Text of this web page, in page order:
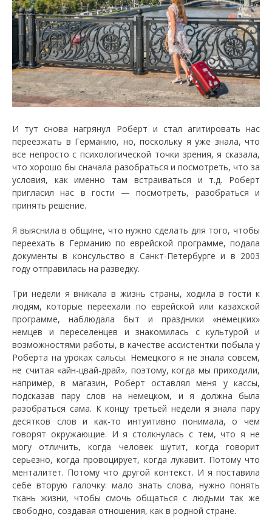
И тут снова нагрянул Роберт и стал агитировать нас
переезжать в Германию, но, поскольку я уже знала, что
все непросто с психологической точки зрения, я сказала,
что хорошо бы сначала разобраться и посмотреть, что за
условия, как именно там встраиваться и т.д. Роберт
пригласил нас в гости — посмотреть, разобраться и
принять решение.
Я выяснила в общине, что нужно сделать для того, чтобы
переехать в Германию по еврейской программе, подала
документы в консульство в Санкт-Петербурге и в 2003
году отправилась на разведку.
Три недели я вникала в жизнь страны, ходила в гости к
людям, которые переехали по еврейской или казахской
программе, наблюдала быт и праздники «немецких»
немцев и переселенцев и знакомилась с культурой и
возможностями работы, в качестве ассистентки побыла у
Роберта на уроках сальсы. Немецкого я не знала совсем,
не считая «айн-цвай-драй», поэтому, когда мы приходили,
например, в магазин, Роберт оставлял меня у кассы,
подсказав пару слов на немецком, и я должна была
разобраться сама. К концу третьей недели я знала пару
десятков слов и как-то интуитивно понимала, о чем
говорят окружающие. И я столкнулась с тем, что я не
могу отличить, когда человек шутит, когда говорит
серьезно, когда провоцирует, когда лукавит. Потому что
менталитет. Потому что другой контекст. И я поставила
себе вторую галочку: мало знать слова, нужно понять
ткань жизни, чтобы смочь общаться с людьми так же
свободно, создавая отношения, как в родной стране.